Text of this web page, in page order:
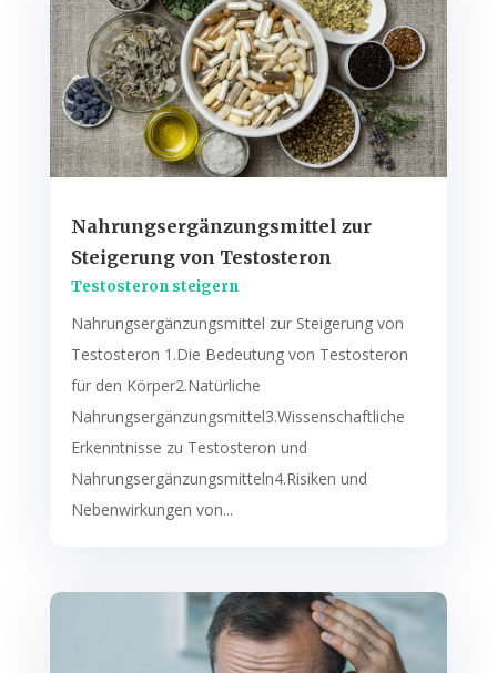
Nahrungsergänzungsmittel zur
Steigerung von Testosteron
Testosteron steigern
Nahrungsergänzungsmittel zur Steigerung von
Testosteron 1.Die Bedeutung von Testosteron
für den Körper2.Natürliche
Nahrungsergänzungsmittel3.Wissenschaftliche
Erkenntnisse zu Testosteron und
Nahrungsergänzungsmitteln4.Risiken und
Nebenwirkungen von...